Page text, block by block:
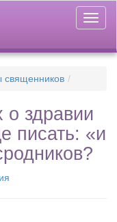
меню
священников
о здравии
писать: «и